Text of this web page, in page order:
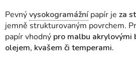
Pevnývysokogramážnípapír je za
jemně strukturovaným povrchem.
papír vhodný pro malbu akrylovými
olejem, kvašem či temperami.